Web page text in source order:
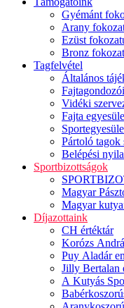
Gyémánt
Arany
Ezüst
Bronz
Tagfelvétel
Általános
Vidéki
Fajta
Pártoló tagok
Belépési
Sportbizottságok
Magyar
Magyar
Díjazottaink
CH értéktár
Korózs
Puy Aladár
Jilly Bertalan
A Kutyás